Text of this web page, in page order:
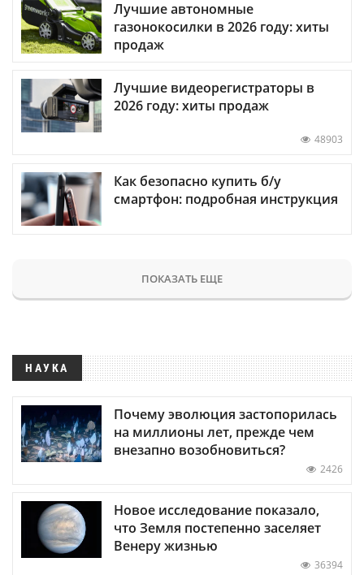
Лучшие автономные
газонокосилки в 2026 году: хиты
продаж
Лучшие видеорегистраторы в
2026 году: хиты продаж
48903
Как безопасно купить б/у
смартфон: подробная инструкция
ПОКАЗАТЬ ЕЩЕ
НАУКА
Почему эволюция застопорилась
на миллионы лет, прежде чем
внезапно возобновиться?
2426
Новое исследование показало,
что Земля постепенно заселяет
Венеру жизнью
36394